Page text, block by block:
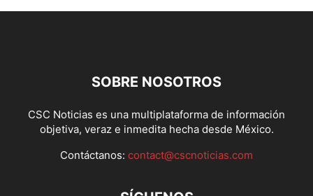
SOBRE NOSOTROS
CSC Noticias es una multiplataforma de información
objetiva, veraz e inmedita hecha desde México.
Contáctanos: contact@cscnoticias.com